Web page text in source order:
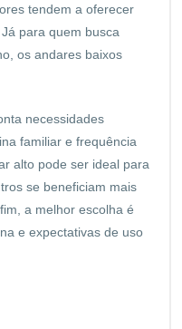
tendem a oferecer
para quem busca
os andares baixos
necessidades
familiar e frequência
alto pode ser ideal para
se beneficiam mais
a melhor escolha é
e expectativas de uso